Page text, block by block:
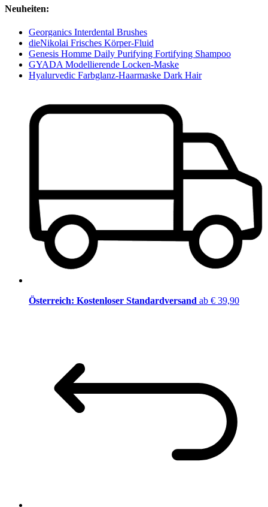
Neuheiten:
Georganics Interdental Brushes
dieNikolai Frisches Körper-Fluid
Genesis Homme Daily Purifying Fortifying Shampoo
GYADA Modellierende Locken-Maske
Hyalurvedic Farbglanz-Haarmaske Dark Hair
Österreich: Kostenloser Standardversand ab € 39,90